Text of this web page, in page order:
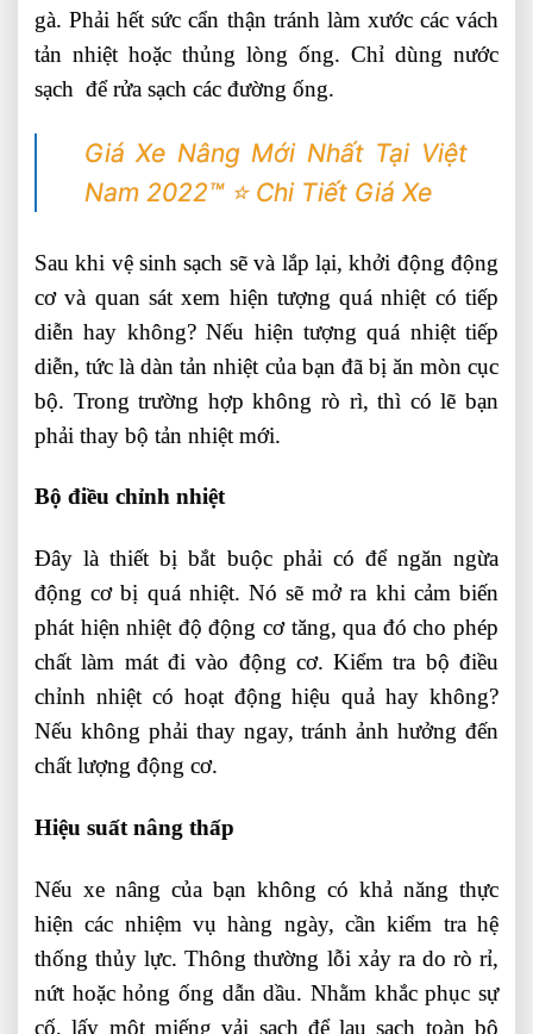
gà. Phải hết sức cẩn thận tránh làm xước các vách
tản nhiệt hoặc thủng lòng ống. Chỉ dùng nước
sạch để rửa sạch các đường ống.
Giá Xe Nâng Mới Nhất Tại Việt
Nam 2022™ ⭐️ Chi Tiết Giá Xe
Sau khi vệ sinh sạch sẽ và lắp lại, khởi động động
cơ và quan sát xem hiện tượng quá nhiệt có tiếp
diễn hay không? Nếu hiện tượng quá nhiệt tiếp
diễn, tức là dàn tản nhiệt của bạn đã bị ăn mòn cục
bộ. Trong trường hợp không rò rì, thì có lẽ bạn
phải thay bộ tản nhiệt mới.
Bộ điều chỉnh nhiệt
Đây là thiết bị bắt buộc phải có để ngăn ngừa
động cơ bị quá nhiệt. Nó sẽ mở ra khi cảm biến
phát hiện nhiệt độ động cơ tăng, qua đó cho phép
chất làm mát đi vào động cơ. Kiểm tra bộ điều
chỉnh nhiệt có hoạt động hiệu quả hay không?
Nếu không phải thay ngay, tránh ảnh hưởng đến
chất lượng động cơ.
Hiệu suất nâng thấp
Nếu xe nâng của bạn không có khả năng thực
hiện các nhiệm vụ hàng ngày, cần kiểm tra hệ
thống thủy lực. Thông thường lỗi xảy ra do rò rỉ,
nứt hoặc hỏng ống dẫn dầu. Nhằm khắc phục sự
cố, lấy một miếng vải sạch để lau sạch toàn bộ